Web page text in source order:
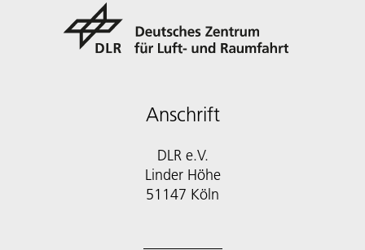
Anschrift
DLR e.V.
Linder Höhe
51147 Köln